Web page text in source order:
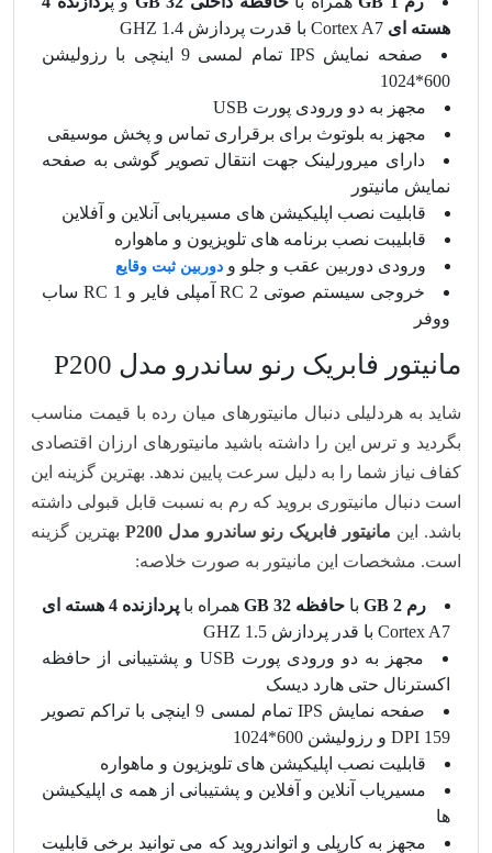
هسته ای
صفحه نمایش IPS تمام لمسی 9 اینچی با رزولیشن
600*1024
مجهز به دو ورودی پورت USB
مجهز به بلوتوث برای برقراری تماس و پخش موسیقی
دارای میرورلینک جهت انتقال تصویر گوشی به صفحه
نمایش مانیتور
قابلیت نصب اپلیکیشن های مسیریابی آنلاین و آفلاین
قابلیبت نصب برنامه های تلویزیون و ماهواره
ورودی دوربین عقب و جلو و دوربین ثبت وقایع
خروجی سیستم صوتی 2 RC آمپلی فایر و 1 RC ساب
ووفر
مانیتور فابریک رنو ساندرو مدل P200
شاید به هردلیلی دنبال مانیتورهای میان رده با قیمت مناسب
بگردید و ترس این را داشته باشید مانیتورهای ارزان اقتصادی
کفاف نیاز شما را به دلیل سرعت پایین ندهد. بهترین گزینه این
است دنبال مانیتوری بروید که رم به نسبت قابل قبولی داشته
باشد. این مانیتور فابریک رنو ساندرو مدل P200
بهترین گزینه
است. مشخصات این مانیتور به صورت خلاصه:
رم 2 GB با حافظه 32 GB همراه با پردازنده 4 هسته ای
Cortex A7 با قدر پردازش 1.5 GHZ
مجهز به دو ورودی پورت USB و پشتیبانی از حافظه
اکسترنال حتی هارد دیسک
صفحه نمایش IPS تمام لمسی 9 اینچی با تراکم تصویر
159 DPI و رزولیشن 600*1024
قابلیت نصب اپلیکیشن های تلویزیون و ماهواره
مسیریاب آنلاین و آفلاین و پشتیبانی از همه ی اپلیکیشن
ها
مجهز به کارپلی و اتواندروید که می توانید برخی قابلیت